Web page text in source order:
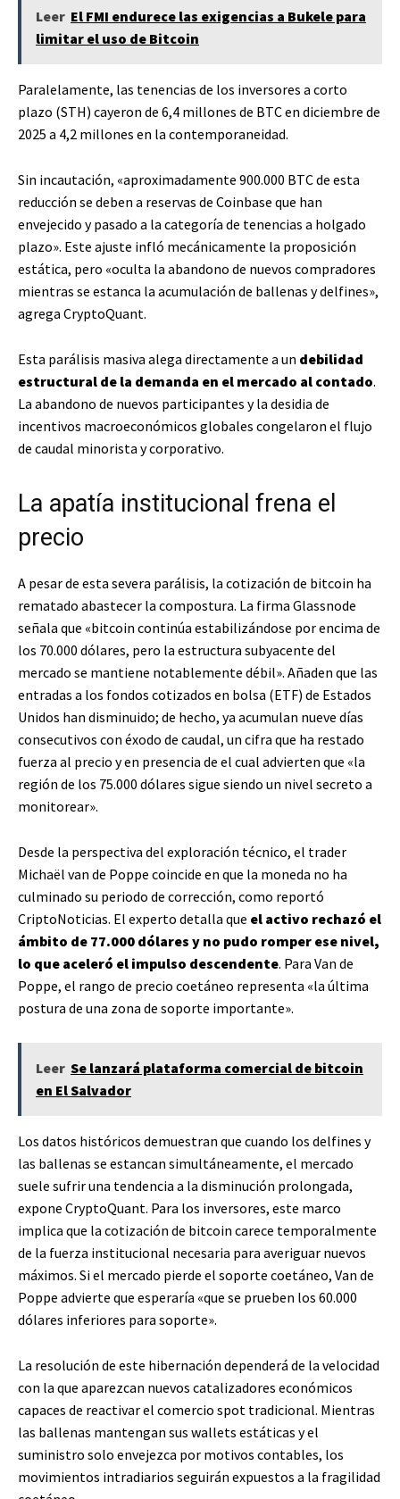
Leer El FMI endurece las exigencias a Bukele para
limitar el uso de Bitcoin
Paralelamente, las tenencias de los inversores a corto
plazo (STH) cayeron de 6,4 millones de BTC en diciembre de
2025 a 4,2 millones en la contemporaneidad.
Sin incautación, «aproximadamente 900.000 BTC de esta
reducción se deben a reservas de Coinbase que han
envejecido y pasado a la categoría de tenencias a holgado
plazo». Este ajuste infló mecánicamente la proposición
estática, pero «oculta la abandono de nuevos compradores
mientras se estanca la acumulación de ballenas y delfines»,
agrega CryptoQuant.
Esta parálisis masiva alega directamente a un debilidad
estructural de la demanda en el mercado al contado.
La abandono de nuevos participantes y la desidia de
incentivos macroeconómicos globales congelaron el flujo
de caudal minorista y corporativo.
La apatía institucional frena el
precio
A pesar de esta severa parálisis, la cotización de bitcoin ha
rematado abastecer la compostura. La firma Glassnode
señala que «bitcoin continúa estabilizándose por encima de
los 70.000 dólares, pero la estructura subyacente del
mercado se mantiene notablemente débil». Añaden que las
entradas a los fondos cotizados en bolsa (ETF) de Estados
Unidos han disminuido; de hecho, ya acumulan nueve días
consecutivos con éxodo de caudal, un cifra que ha restado
fuerza al precio y en presencia de el cual advierten que «la
región de los 75.000 dólares sigue siendo un nivel secreto a
monitorear».
Desde la perspectiva del exploración técnico, el trader
Michaël van de Poppe coincide en que la moneda no ha
culminado su periodo de corrección, como reportó
CriptoNoticias. El experto detalla que el activo rechazó el
ámbito de 77.000 dólares y no pudo romper ese nivel,
lo que aceleró el impulso descendente. Para Van de
Poppe, el rango de precio coetáneo representa «la última
postura de una zona de soporte importante».
Leer Se lanzará plataforma comercial de bitcoin
en El Salvador
Los datos históricos demuestran que cuando los delfines y
las ballenas se estancan simultáneamente, el mercado
suele sufrir una tendencia a la disminución prolongada,
expone CryptoQuant. Para los inversores, este marco
implica que la cotización de bitcoin carece temporalmente
de la fuerza institucional necesaria para averiguar nuevos
máximos. Si el mercado pierde el soporte coetáneo, Van de
Poppe advierte que esperaría «que se prueben los 60.000
dólares inferiores para soporte».
La resolución de este hibernación dependerá de la velocidad
con la que aparezcan nuevos catalizadores económicos
capaces de reactivar el comercio spot tradicional. Mientras
las ballenas mantengan sus wallets estáticas y el
suministro solo envejezca por motivos contables, los
movimientos intradiarios seguirán expuestos a la fragilidad